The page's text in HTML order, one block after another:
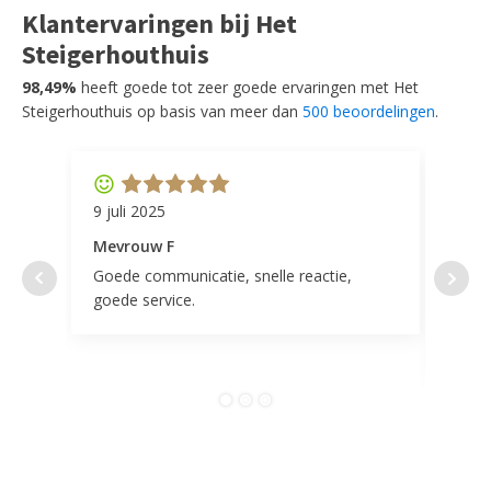
Klantervaringen bij Het
Steigerhouthuis
98,49% heeft goede tot zeer goede ervaringen met Het
Steigerhouthuis op basis van meer dan 500 beoordelingen.
9 juli 2025
Mevrouw F
Goede communicatie, snelle reactie,
goede service.
door